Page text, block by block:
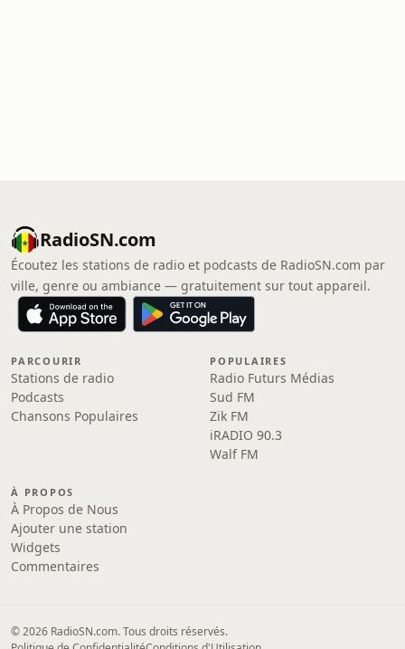
RadioSN.com
Écoutez les stations de radio et podcasts de RadioSN.com par
ville, genre ou ambiance — gratuitement sur tout appareil.
PARCOURIR
Stations de radio
Podcasts
Chansons Populaires
POPULAIRES
Radio Futurs Médias
Sud FM
Zik FM
iRADIO 90.3
Walf FM
À PROPOS
À Propos de Nous
Ajouter une station
Widgets
Commentaires
© 2026 RadioSN.com. Tous droits réservés.